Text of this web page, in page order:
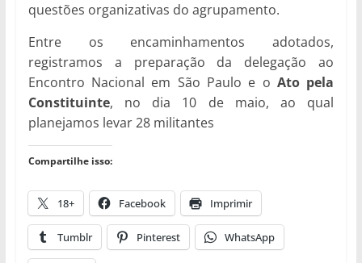
questões organizativas do agrupamento.
Entre os encaminhamentos adotados,
registramos a preparação da delegação ao
Encontro Nacional em São Paulo e o Ato pela
Constituinte, no dia 10 de maio, ao qual
planejamos levar 28 militantes
Compartilhe isso:
18+ Facebook Imprimir
Tumblr Pinterest WhatsApp